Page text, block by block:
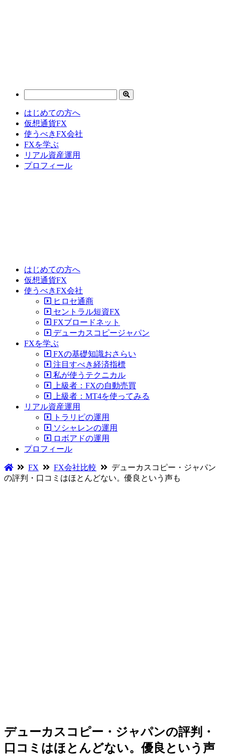
はじめての方へ
仮想通貨FX
使うべきFX会社
FXを学ぶ
リアル資産運用
プロフィール
はじめての方へ
仮想通貨FX
使うべきFX会社
ヒロセ通商
セントラル短資FX
FXブロードネット
デューカスコピージャパン
FXを学ぶ
FXの基礎知識おさらい
注目すべき経済指標
私が使うテクニカル
上級者：FXの自動売買
上級者：MT4を使ってみる
リアル資産運用
トラリピの運用
ソシャレンの運用
ロボアドの運用
プロフィール
FX FX会社比較
デューカスコピー・ジャパン
の評判・口コミはほとんどない。優良という声も
デューカスコピー・ジャパンの評判・
口コミはほとんどない。優良という声